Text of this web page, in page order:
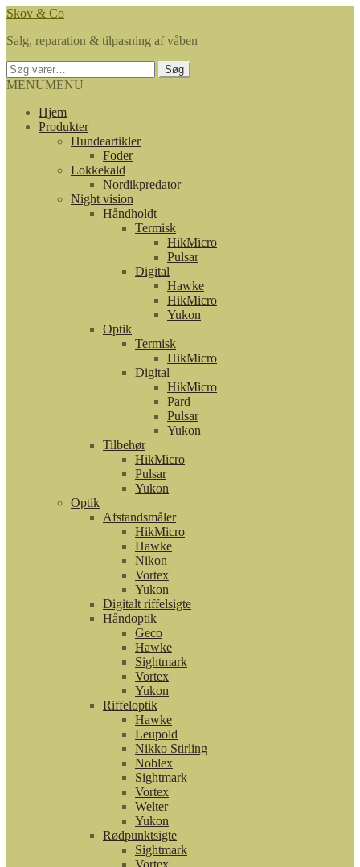
Spring
navigation
Spring
indhold
Skov & Co
Salg, reparation & tilpasning af våben
Søg
efter:
Søg
MENUMENU
Hjem
Produkter
Hundeartikler
Foder
Lokkekald
Nordikpredator
Night vision
Håndholdt
Termisk
HikMicro
Pulsar
Digital
Hawke
HikMicro
Yukon
Optik
Termisk
HikMicro
Digital
HikMicro
Pard
Pulsar
Yukon
Tilbehør
HikMicro
Pulsar
Yukon
Optik
Afstandsmåler
HikMicro
Hawke
Nikon
Vortex
Yukon
Digitalt riffelsigte
Håndoptik
Geco
Hawke
Sightmark
Vortex
Yukon
Riffeloptik
Hawke
Leupold
Nikko Stirling
Noblex
Sightmark
Vortex
Welter
Yukon
Rødpunktsigte
Sightmark
Vortex